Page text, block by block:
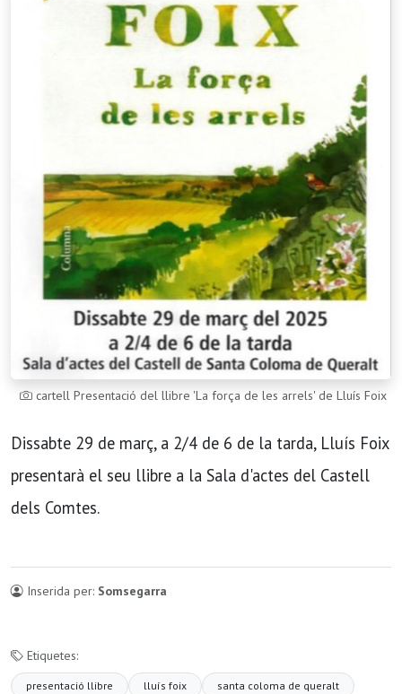
cartell Presentació del llibre 'La força de les arrels' de Lluís Foix
Dissabte 29 de març, a 2/4 de 6 de la tarda, Lluís Foix
presentarà el seu llibre a la Sala d'actes del Castell
dels Comtes.
Inserida per: Somsegarra
Etiquetes:
presentació llibre lluís foix santa coloma de queralt